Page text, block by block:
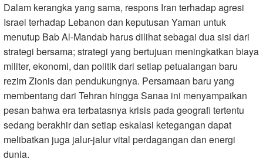
Dalam kerangka yang sama, respons Iran terhadap agresi
Israel terhadap Lebanon dan keputusan Yaman untuk
menutup Bab Al-Mandab harus dilihat sebagai dua sisi dari
strategi bersama; strategi yang bertujuan meningkatkan biaya
militer, ekonomi, dan politik dari setiap petualangan baru
rezim Zionis dan pendukungnya. Persamaan baru yang
membentang dari Tehran hingga Sanaa ini menyampaikan
pesan bahwa era terbatasnya krisis pada geografi tertentu
sedang berakhir dan setiap eskalasi ketegangan dapat
melibatkan juga jalur-jalur vital perdagangan dan energi
dunia.